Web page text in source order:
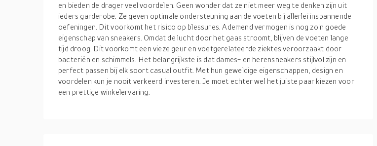
en bieden de drager veel voordelen. Geen wonder dat ze niet meer weg te denken zijn uit
ieders garderobe. Ze geven optimale ondersteuning aan de voeten bij allerlei inspannende
oefeningen. Dit voorkomt het risico op blessures. Ademend vermogen is nog zo'n goede
eigenschap van sneakers. Omdat de lucht door het gaas stroomt, blijven de voeten lange
tijd droog. Dit voorkomt een vieze geur en voetgerelateerde ziektes veroorzaakt door
bacteriën en schimmels. Het belangrijkste is dat dames- en herensneakers stijlvol zijn en
perfect passen bij elk soort casual outfit. Met hun geweldige eigenschappen, design en
voordelen kun je nooit verkeerd investeren. Je moet echter wel het juiste paar kiezen voor
een prettige winkelervaring.